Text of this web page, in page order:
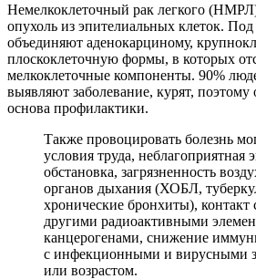
Немелкоклеточный рак легкого
опухоль из эпителиальных клеток.
объединяют аденокарциному,
плоскоклеточную формы, в которых
мелкоклеточные компоненты. 90%
выявляют заболевание, курят,
основа профилактики.
Также провоцировать болезнь
условия труда, неблагоприятная
обстановка, загрязненность
органов дыхания (ХОБЛ,
хронические бронхиты), контакт
другими радиоактивными
канцерогенами, снижение
с инфекционными и вирусными
или возрастом.